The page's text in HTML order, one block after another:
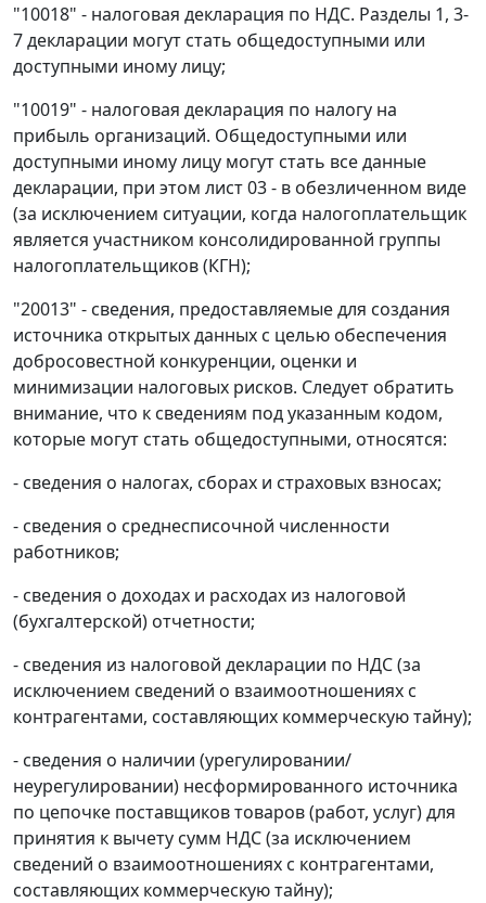
"10018" - налоговая декларация по НДС. Разделы 1, 3-
7 декларации могут стать общедоступными или
доступными иному лицу;
"10019" - налоговая декларация по налогу на
прибыль организаций. Общедоступными или
доступными иному лицу могут стать все данные
декларации, при этом лист 03 - в обезличенном виде
(за исключением ситуации, когда налогоплательщик
является участником консолидированной группы
налогоплательщиков (КГН);
"20013" - сведения, предоставляемые для создания
источника открытых данных с целью обеспечения
добросовестной конкуренции, оценки и
минимизации налоговых рисков. Следует обратить
внимание, что к сведениям под указанным кодом,
которые могут стать общедоступными, относятся:
- сведения о налогах, сборах и страховых взносах;
- сведения о среднесписочной численности
работников;
- сведения о доходах и расходах из налоговой
(бухгалтерской) отчетности;
- сведения из налоговой декларации по НДС (за
исключением сведений о взаимоотношениях с
контрагентами, составляющих коммерческую тайну);
- сведения о наличии (урегулировании/
неурегулировании) несформированного источника
по цепочке поставщиков товаров (работ, услуг) для
принятия к вычету сумм НДС (за исключением
сведений о взаимоотношениях с контрагентами,
составляющих коммерческую тайну);